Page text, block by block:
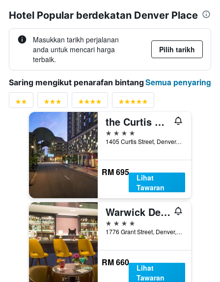
Hotel Popular berdekatan Denver Place
Masukkan tarikh perjalanan
anda untuk mencari harga
terbaik.
Pilih tarikh
Saring mengikut penarafan bintangSemua penyaring
the Curtis Denver - a DoubleTree by Hilton Hotel
4 bintang
1405 Curtis Street, Denver, CO, Amerika Syarikat
RM 695
Lihat
Tawaran
Warwick Denver
4 bintang
1776 Grant Street, Denver, CO, Amerika Syarikat
RM 660
Lihat
Tawaran